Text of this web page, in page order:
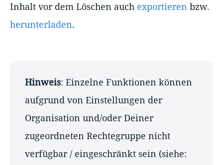
Inhalt vor dem Löschen auch exportieren bzw.
herunterladen.
Hinweis: Einzelne Funktionen können
aufgrund von Einstellungen der
Organisation und/oder Deiner
zugeordneten Rechtegruppe nicht
verfügbar / eingeschränkt sein (siehe: